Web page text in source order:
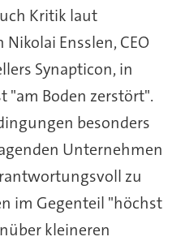
Kritik laut
Ensslen, CEO
Synapticon, in
"am Boden zerstört".
besonders
Unternehmen
zu
im Gegenteil "höchst
kleineren